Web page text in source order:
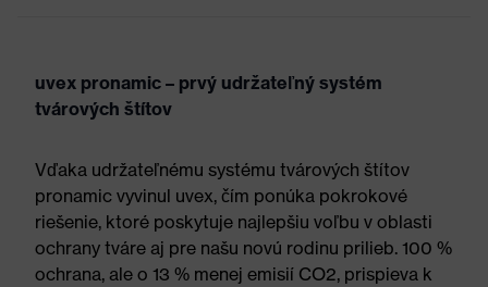
uvex pronamic – prvý udržateľný systém
tvárových štítov
Vďaka udržateľnému systému tvárových štítov
pronamic vyvinul uvex, čím ponúka pokrokové
riešenie, ktoré poskytuje najlepšiu voľbu v oblasti
ochrany tváre aj pre našu novú rodinu prilieb. 100 %
ochrana, ale o 13 % menej emisií CO2, prispieva k